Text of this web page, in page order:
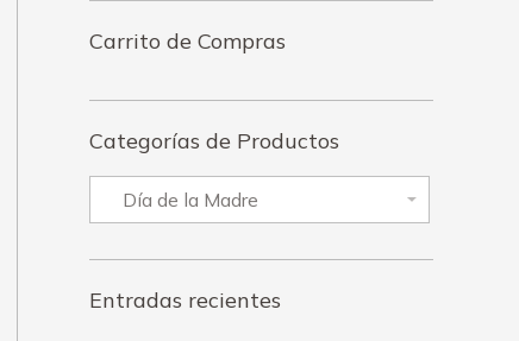
Carrito de Compras
Categorías de Productos
Entradas recientes